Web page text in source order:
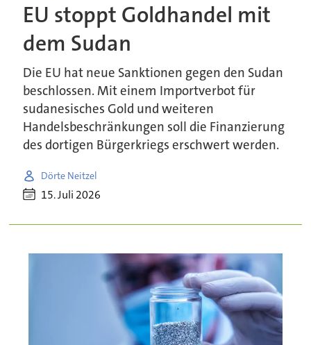
EU stoppt Goldhandel mit
dem Sudan
Die EU hat neue Sanktionen gegen den Sudan
beschlossen. Mit einem Importverbot für
sudanesisches Gold und weiteren
Handelsbeschränkungen soll die Finanzierung
des dortigen Bürgerkriegs erschwert werden.
Dörte Neitzel
15. Juli 2026